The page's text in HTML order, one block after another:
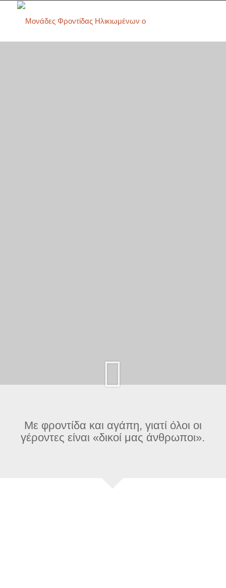
Με φροντίδα και αγάπη, γιατί όλοι οι
γέροντες είναι «δικοί μας άνθρωποι».